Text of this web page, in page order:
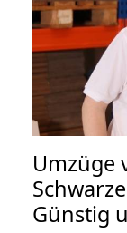
Umzüge
Günstig